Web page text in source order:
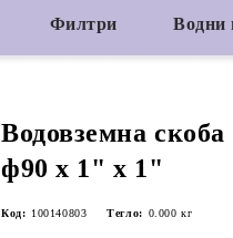
Филтри Водни
Водовземна скоба
ф90 х 1" х 1"
Код: 100140803 Тегло: 0.000 кг